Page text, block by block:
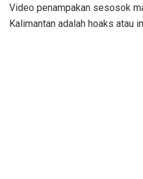
Video penampakan sesosok
Kalimantan adalah hoaks atau